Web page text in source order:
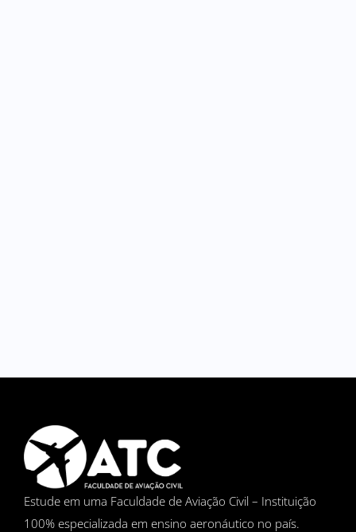
Estude em uma Faculdade de Aviação Civil – Instituição
100% especializada em ensino aeronáutico no país.